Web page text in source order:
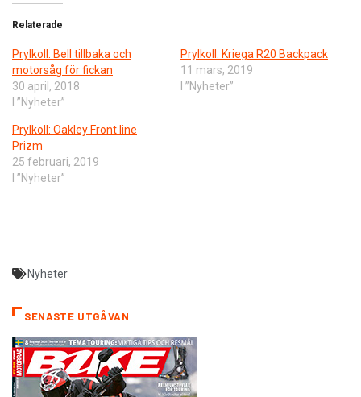
Relaterade
Prylkoll: Bell tillbaka och
motorsåg för fickan
30 april, 2018
I ”Nyheter”
Prylkoll: Kriega R20 Backpack
11 mars, 2019
I ”Nyheter”
Prylkoll: Oakley Front line
Prizm
25 februari, 2019
I ”Nyheter”
Nyheter
SENASTE UTGÅVAN